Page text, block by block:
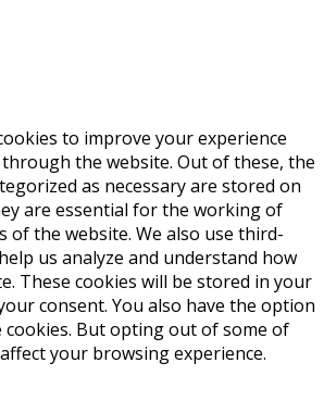
to improve your experience
the website. Out of these, the
as necessary are stored on
are essential for the working of
of the website. We also use third-
us analyze and understand how
These cookies will be stored in your
consent. You also have the option
But opting out of some of
your browsing experience.